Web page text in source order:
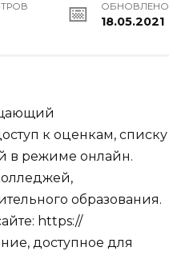
ОБНОВЛЕНО
18.05.2021
к оценкам, списку
в режиме онлайн.
образования.
https://
доступное для